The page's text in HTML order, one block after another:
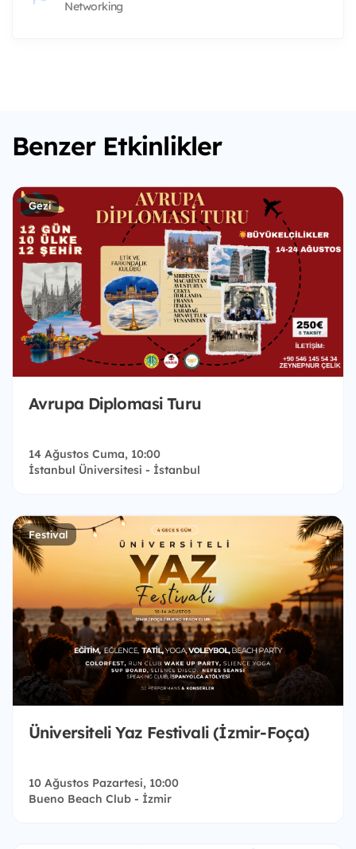
Networking
Benzer Etkinlikler
Gezi
Avrupa Diplomasi Turu
14 Ağustos Cuma, 10:00
İstanbul Üniversitesi - İstanbul
Festival
Üniversiteli Yaz Festivali (İzmir-Foça)
10 Ağustos Pazartesi, 10:00
Bueno Beach Club - İzmir